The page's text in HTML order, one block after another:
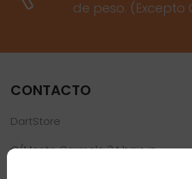
de peso. (Excepto
CONTACTO
DartStore
C/Monte Carmelo 34 bajo iz